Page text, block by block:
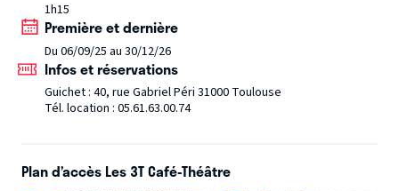
1h15
Première et dernière
Du 06/09/25 au 30/12/26
Infos et réservations
Guichet : 40, rue Gabriel Péri 31000 Toulouse
Tél. location : 05.61.63.00.74
Plan d’accès Les 3T Café-Théâtre